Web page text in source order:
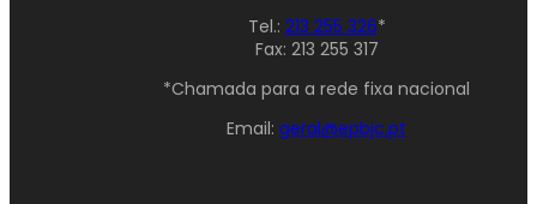
Tel.: 213 255 326*
Fax: 213 255 317
*Chamada para a rede fixa nacional
Email: geral@epbjc.pt